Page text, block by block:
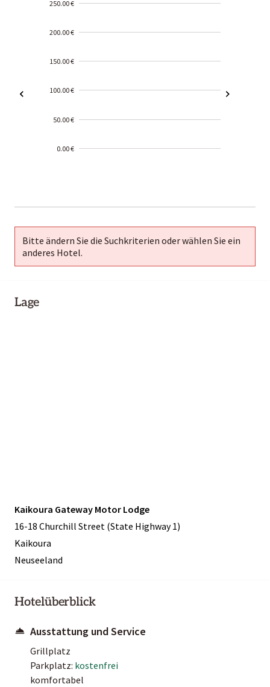
250.00 €
200.00 €
150.00 €
100.00 €
50.00 €
0.00 €
01-02
Bitte ändern Sie die Suchkriterien oder wählen Sie ein
anderes Hotel.
Lage
Kaikoura Gateway Motor Lodge
16-18 Churchill Street (State Highway 1)
Kaikoura
Neuseeland
Hotelüberblick
Ausstattung und Service
Grillplatz
Parkplatz: kostenfrei
komfortabel